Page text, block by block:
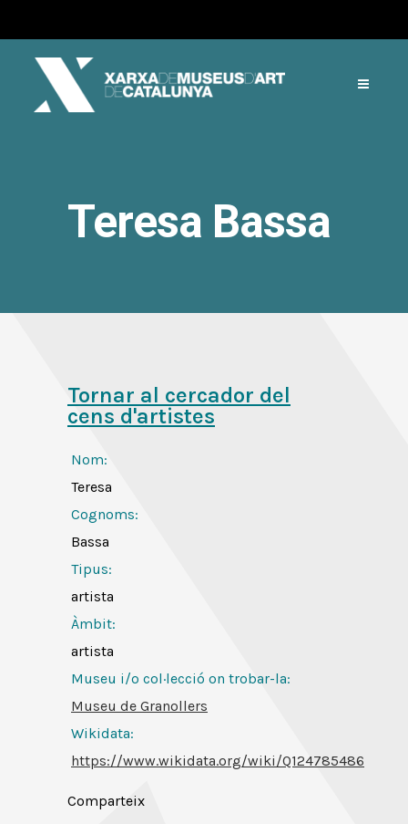
Teresa Bassa
Tornar al cercador del
cens d'artistes
Nom:
Teresa
Cognoms:
Bassa
Tipus:
artista
Àmbit:
artista
Museu i/o col·lecció on trobar-la:
Museu de Granollers
Wikidata:
https://www.wikidata.org/wiki/Q124785486
Comparteix